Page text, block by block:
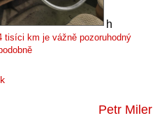
h
km je vážně pozoruhodný
Petr Miler